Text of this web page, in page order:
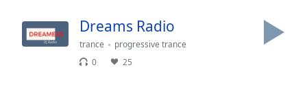
currently
behind
LIVE
Dreams Radio
trance
progressive trance
0
25